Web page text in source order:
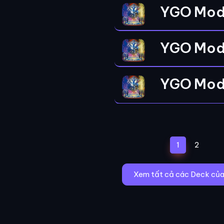
YGO
YGO
YGO
1 (current)
2
Xem tất cả các Deck